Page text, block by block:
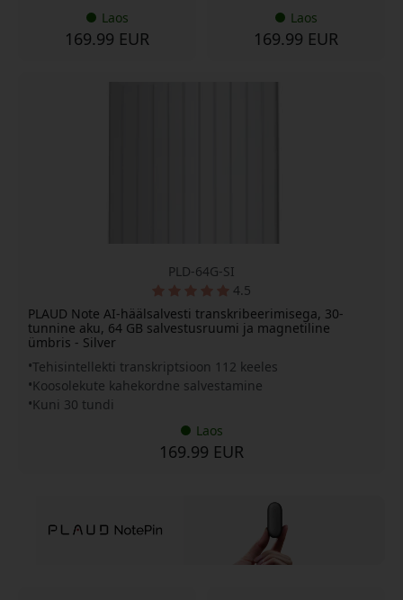
Laos
169.99 EUR
Laos
169.99 EUR
PLD-64G-SI
4.5
PLAUD Note AI-häälsalvesti transkribeerimisega, 30-
tunnine aku, 64 GB salvestusruumi ja magnetiline
ümbris - Silver
Tehisintellekti transkriptsioon 112 keeles
Koosolekute kahekordne salvestamine
Kuni 30 tundi
Laos
169.99 EUR